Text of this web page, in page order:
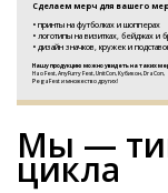
Сделаем мерч для вашего
• принты на футболках и шопперах
• логотипы на визитках, бейджах и
• дизайн значков, кружек и
Нашу продукцию можно увидеть на таких
Hao Fest, AnyFurry Fest, UnitCon, Кубикон, DraCon,
PegaFest и множество других!
Мы —
цикла